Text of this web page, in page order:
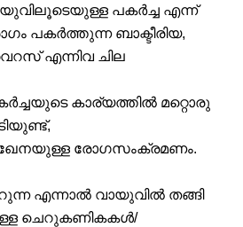
പകർച്ച എന്ന്
പകർത്തുന്ന ബാക്ടീരിയ,
എന്നിവ ചില
കാര്യത്തിൽ മറ്റൊരു
രോഗസംക്രമണം.
എന്നാൽ വായുവിൽ തങ്ങി
ചെറുകണികകൾ/